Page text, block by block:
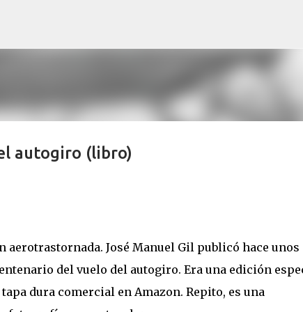
autogiro (libro)
aerotrastornada. José Manuel Gil publicó hace unos
del vuelo del autogiro. Era una edición
dura comercial en Amazon. Repito, es una